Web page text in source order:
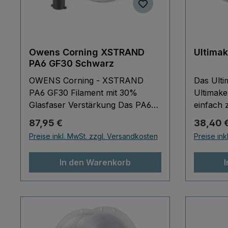
Owens Corning XSTRAND
PA6 GF30 Schwarz
OWENS Corning - XSTRAND
PA6 GF30 Filament mit 30%
Glasfaser Verstärkung Das PA6
Filament von Owens Corning
sollte aufgrund der Abrasivität
nur mit einer gehärteten
Stahldüse verarbeitet werden. Mit
dem CC Red Core (0,6 mm Düse
mit Rubin) von Ultimaker erzielen
Regulärer Preis:
87,95 €
Preise inkl. MwSt. zzgl. Versandkosten
In den Warenkorb
Das
einfach
andere
38,40
Preise